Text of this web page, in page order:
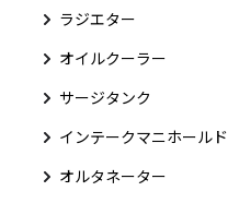
ラジエター
オイルクーラー
サージタンク
インテークマニホールド
オルタネーター